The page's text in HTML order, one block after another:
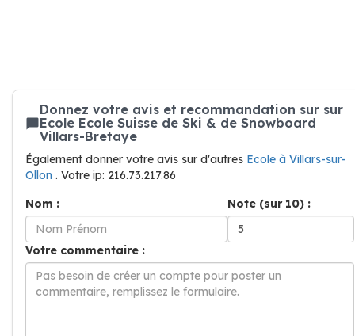
Donnez votre avis et recommandation sur sur
Ecole Ecole Suisse de Ski & de Snowboard
Villars-Bretaye
Également donner votre avis sur d'autres Ecole à Villars-sur-
Ollon . Votre ip: 216.73.217.86
Nom :
Note (sur 10) :
Votre commentaire :